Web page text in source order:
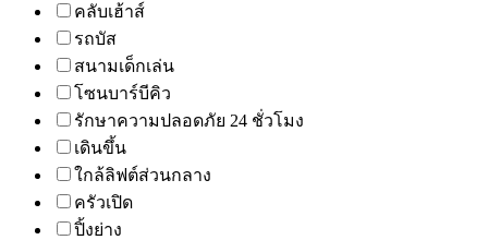
คลับเฮ้าส์
รถบัส
สนามเด็กเล่น
โซนบาร์บีคิว
รักษาความปลอดภัย 24 ชั่วโมง
เดินขึ้น
ใกล้ลิฟต์ส่วนกลาง
ครัวเปิด
ปิ้งย่าง